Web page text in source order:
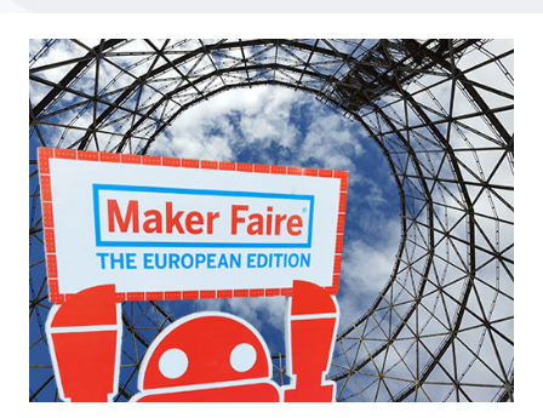
Innovazione per la sicurezza sul lavoro,